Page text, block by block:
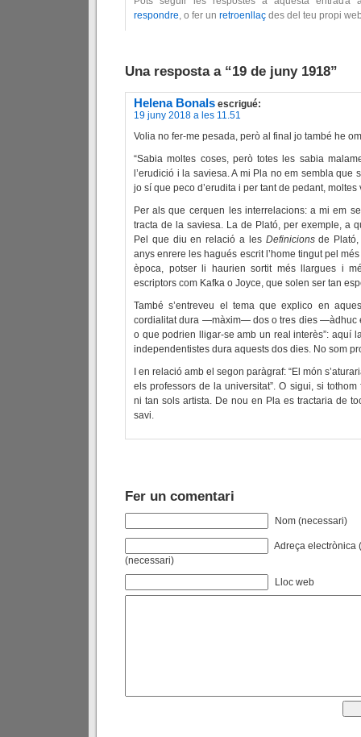
respondre, o fer un retroenllaç des del teu propi
Una resposta a “19 de juny 1918”
Helena Bonals escrigué:
19 juny 2018 a les 11.51
Volia no fer-me pesada, però al final jo també he
“Sabia moltes coses, però totes les sabia
l’erudició i la saviesa. A mi Pla no em sembla que
jo sí que peco d’erudita i per tant de pedant, moltes
Per als que cerquen les interrelacions: a mi em
tracta de la saviesa. La de Plató, per exemple, a
Pel que diu en relació a les Definicionsde Plató,
anys enrere les hagués escrit l’home tingut pel
època, potser li haurien sortit més llargues i
escriptors com Kafka o Joyce, que solen ser tan
També s’entreveu el tema que explico en
cordialitat dura —màxim— dos o tres dies —àdhuc
o que podrien lligar-se amb un real interès”: aquí
independentistes dura aquests dos dies. No som
I en relació amb el segon paràgraf: “El món
els professors de la universitat”. O sigui, si tothom
ni tan sols artista. De nou en Pla es tractaria de
savi.
Fer un comentari
Nom (necessari)
Adreça electrònica
(necessari)
Lloc web